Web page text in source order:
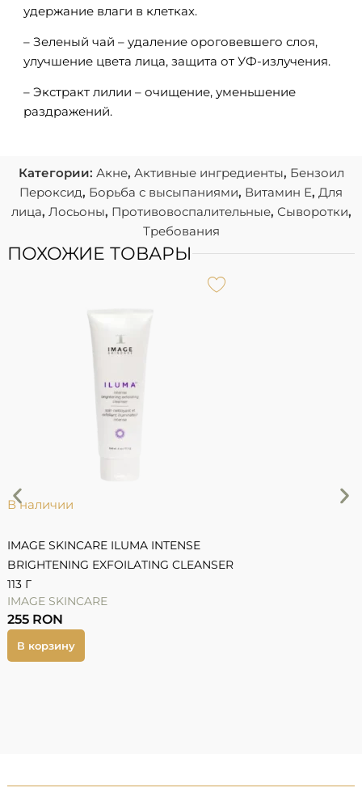
удержание влаги в клетках.
– Зеленый чай – удаление ороговевшего слоя,
улучшение цвета лица, защита от УФ-излучения.
– Экстракт лилии – очищение, уменьшение
раздражений.
Категории: Акне, Активные ингредиенты, Бензоил
Пероксид, Борьба с высыпаниями, Витамин Е, Для
лица, Лосьоны, Противовоспалительные, Сыворотки,
Требования
ПОХОЖИЕ ТОВАРЫ
В наличии
IMAGE SKINCARE ILUMA INTENSE
BRIGHTENING EXFOILATING CLEANSER
113 Г
IMAGE SKINCARE
255 RON
В корзину